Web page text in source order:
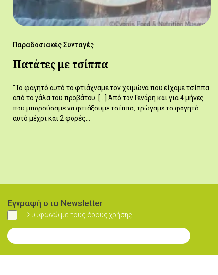
Παραδοσιακές Συνταγές
Πατάτες με τσίππα
"Το φαγητό αυτό το φτιάχναμε τον χειμώνα που είχαμε τσίππα
από το γάλα του προβάτου. [...] Από τον Γενάρη και για 4 μήνες
που μπορούσαμε να φτιάξουμε τσίππα, τρώγαμε το φαγητό
αυτό μέχρι και 2 φορές…
Εγγραφή στο Newsletter
Συμφωνώ
Συμφωνώ με τους όρους χρήσης
Εγγραφή στο Newsletter